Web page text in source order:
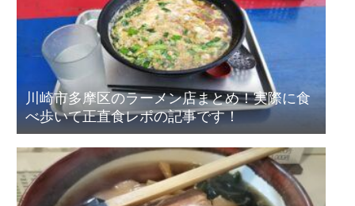
川崎市多摩区のラーメン店まとめ！実際に食
べ歩いて正直食レポの記事です！